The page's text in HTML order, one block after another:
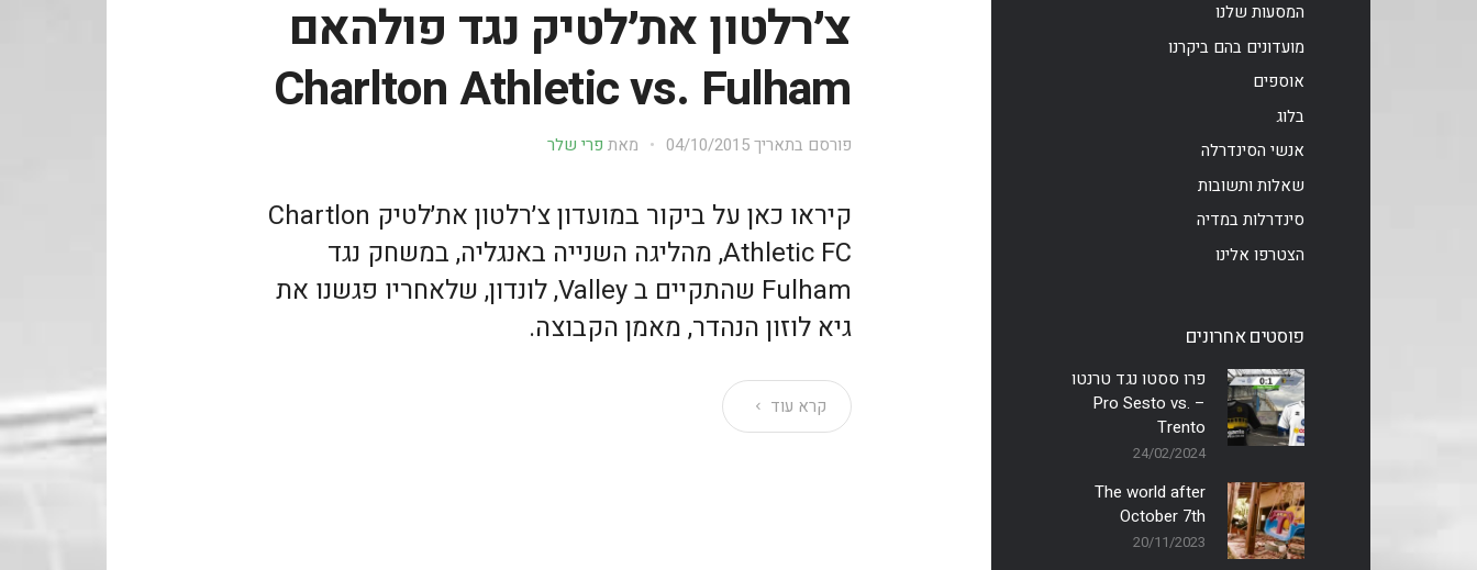
המסעות שלנו
מועדונים בהם ביקרנו
אוספים
בלוג
אנשי הסינדרלה
שאלות ותשובות
סינדרלות במדיה
הצטרפו אלינו
פוסטים אחרונים
פרו ססטו נגד טרנטו
– Pro Sesto vs.
Trento
24/02/2024
The world after
October 7th
20/11/2023
צ׳רלטון את׳לטיק נגד פולהאם
Charlton Athletic vs. Fulham
פורסם בתאריך04/10/2015 מאת פרי שלר
קיראו כאן על ביקור במועדון צ׳רלטון את׳לטיק Chartlon
Athletic FC, מהליגה השנייה באנגליה, במשחק נגד
Fulham שהתקיים ב Valley, לונדון, שלאחריו פגשנו את
גיא לוזון הנהדר, מאמן הקבוצה.
קרא עוד